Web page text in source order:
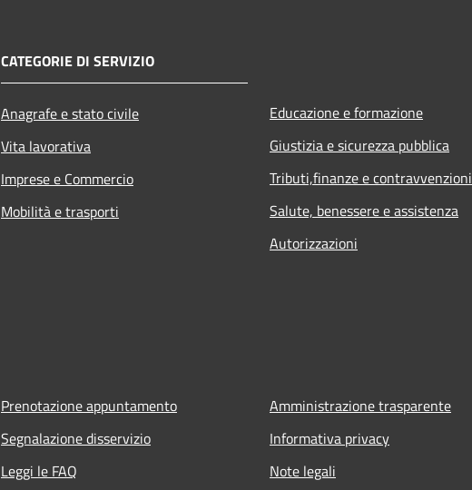
CATEGORIE DI SERVIZIO
Anagrafe e stato civile
Vita lavorativa
Imprese e Commercio
Mobilità e trasporti
Educazione e formazione
Giustizia e sicurezza pubblica
Tributi,finanze e contravvenzioni
Salute, benessere e assistenza
Autorizzazioni
Prenotazione appuntamento
Segnalazione disservizio
Leggi le FAQ
Amministrazione trasparente
Informativa privacy
Note legali